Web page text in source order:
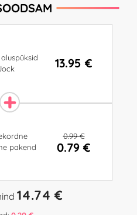
13.95 €
pakend
0.99 €
0.79 €
14.74 €